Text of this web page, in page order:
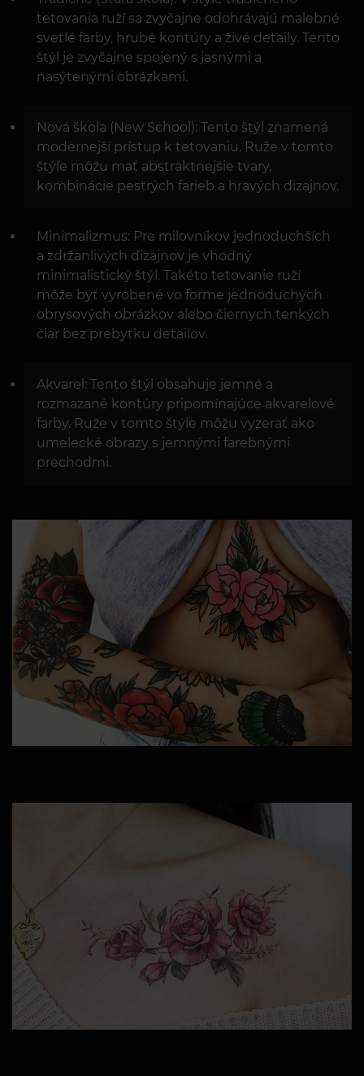
tetovania ruží sa zvyčajne odohrávajú malebné
svetlé farby, hrubé kontúry a živé detaily. Tento
štýl je zvyčajne spojený s jasnými a
nasýtenými obrázkami.
Nová škola (New School): Tento štýl znamená
modernejší prístup k tetovaniu. Ruže v tomto
štýle môžu mať abstraktnejšie tvary,
kombinácie pestrých farieb a hravých dizajnov.
Minimalizmus: Pre milovníkov jednoduchších
a zdržanlivých dizajnov je vhodný
minimalistický štýl. Takéto tetovanie ruží
môže byť vyrobené vo forme jednoduchých
obrysových obrázkov alebo čiernych tenkých
čiar bez prebytku detailov.
Akvarel: Tento štýl obsahuje jemné a
rozmazané kontúry pripomínajúce akvarelové
farby. Ruže v tomto štýle môžu vyzerať ako
umelecké obrazy s jemnými farebnými
prechodmi.